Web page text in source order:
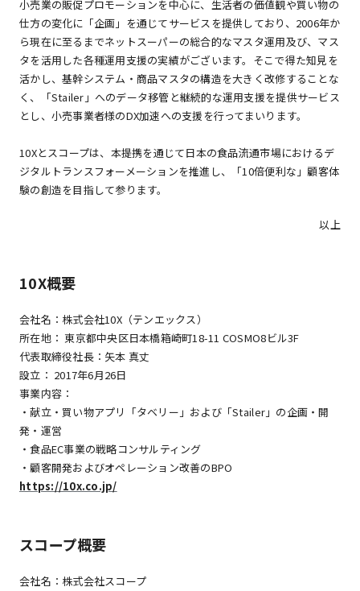
小売業の販促プロモーションを中心に、生活者の価値観や買い物の
仕方の変化に「企画」を通じてサービスを提供しており、2006年か
ら現在に至るまでネットスーパーの総合的なマスタ運用及び、マス
タを活用した各種運用支援の実績がございます。そこで得た知見を
活かし、基幹システム・商品マスタの構造を大きく改修することな
く、「Stailer」へのデータ移管と継続的な運用支援を提供サービス
とし、小売事業者様のDX加速への支援を行ってまいります。
10Xとスコープは、本提携を通じて日本の食品流通市場におけるデ
ジタルトランスフォーメーションを推進し、「10倍便利な」顧客体
験の創造を目指して参ります。
以上
10X概要
会社名：株式会社10X（テンエックス）
所在地： 東京都中央区日本橋箱崎町18-11 COSMO8ビル3F
代表取締役社長：矢本 真丈
設立： 2017年6月26日
事業内容：
・献立・買い物アプリ「タベリー」および「Stailer」の企画・開
発・運営
・食品EC事業の戦略コンサルティング
・顧客開発およびオペレーション改善のBPO
https://10x.co.jp/
スコープ概要
会社名：株式会社スコープ